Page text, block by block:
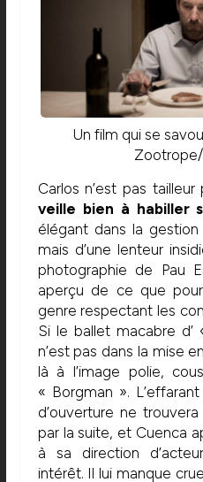
Un film qui se
Carlos n’est pas
veille bien à habiller
élégant dans la
mais d’une lenteur
photographie de Pau
aperçu de ce que
genre respectant les
Si le ballet macabre d’
n’est pas dans la mise
là à l’image polie,
« Borgman ».
d’ouverture ne
par la suite, et Cuenca
à sa direction
intérêt. Il lui manque